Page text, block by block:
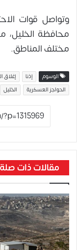
وتواصل قوات
محافظة الخليل،
مختلف المناطق.
الوسوم إذنا إغلاق
الحواجز العسكرية
الخليل
مقالات ذات صلة